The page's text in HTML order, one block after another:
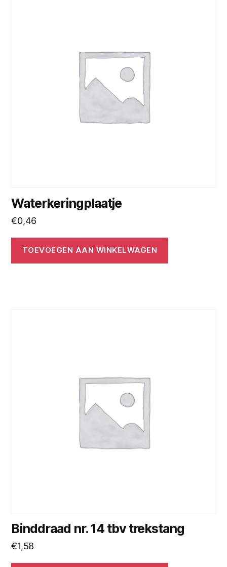
Waterkeringplaatje
€0,46
TOEVOEGEN AAN WINKELWAGEN
Binddraad nr. 14 tbv trekstang
€1,58